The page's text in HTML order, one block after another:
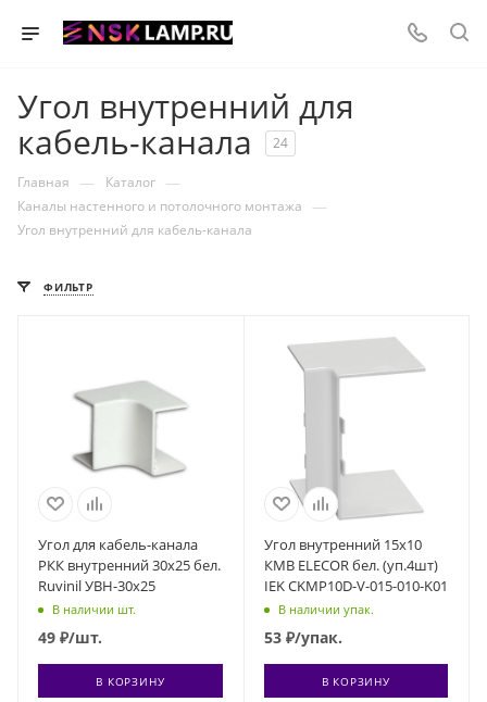
Угол внутренний для
кабель-канала
24
Главная — Каталог —
Каналы настенного и потолочного монтажа —
Угол внутренний для кабель-канала
ФИЛЬТР
Угол для кабель-канала
РКК внутренний 30х25 бел.
Ruvinil УВН-30х25
В наличии шт.
49 ₽/шт.
В КОРЗИНУ
Угол внутренний 15х10
КМВ ELECOR бел. (уп.4шт)
IEK CKMP10D-V-015-010-K01
В наличии упак.
53₽/упак.
В КОРЗИНУ